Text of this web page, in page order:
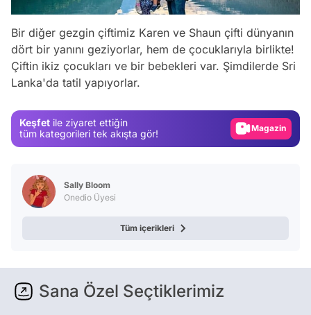
Bir diğer gezgin çiftimiz Karen ve Shaun çifti dünyanın
dört bir yanını geziyorlar, hem de çocuklarıyla birlikte!
Çiftin ikiz çocukları ve bir bebekleri var. Şimdilerde Sri
Lanka'da tatil yapıyorlar.
Keşfet ile ziyaret ettiğin
tüm kategorileri tek akışta gör!
Video
Test
Magazin
Video
Sally Bloom
Onedio Üyesi
Tüm içerikleri
Sana Özel Seçtiklerimiz